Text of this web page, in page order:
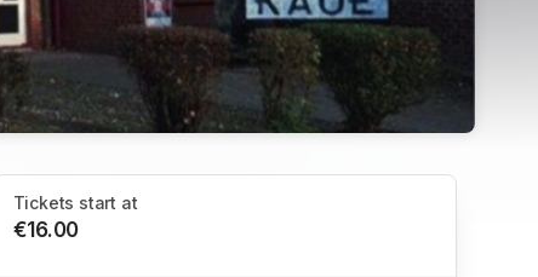
Tickets start at
€16.00